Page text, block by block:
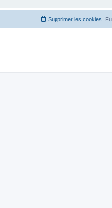
Supprimer les cookies